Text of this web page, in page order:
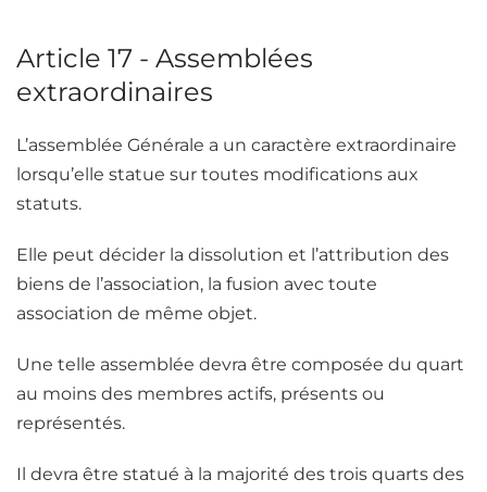
Article 17 - Assemblées
extraordinaires
L’assemblée Générale a un caractère extraordinaire
lorsqu’elle statue sur toutes modifications aux
statuts.
Elle peut décider la dissolution et l’attribution des
biens de l’association, la fusion avec toute
association de même objet.
Une telle assemblée devra être composée du quart
au moins des membres actifs, présents ou
représentés.
Il devra être statué à la majorité des trois quarts des